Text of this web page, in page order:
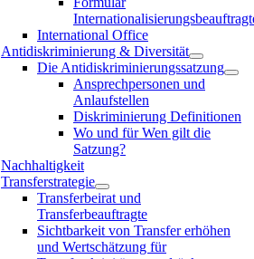
International Office
Antidiskriminierung & Diversität
Die Antidiskriminierungssatzung
Ansprechpersonen und
Anlaufstellen
Diskriminierung Definitionen
Wo und für Wen gilt die
Satzung?
Nachhaltigkeit
Transferstrategie
Transferbeirat und
Transferbeauftragte
Sichtbarkeit von Transfer erhöhen
und Wertschätzung für